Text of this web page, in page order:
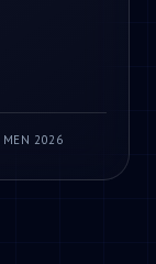
MEN 2026